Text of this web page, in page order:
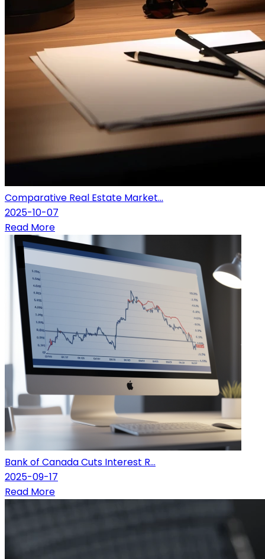
Comparative Real Estate Market...
2025-10-07
Read More
Bank of Canada Cuts Interest R...
2025-09-17
Read More